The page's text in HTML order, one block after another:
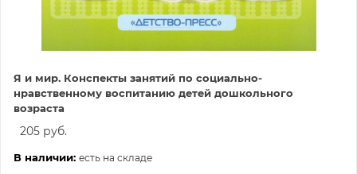
Я и мир. Конспекты занятий по социально-
нравственному воспитанию детей дошкольного
возраста
205 руб.
В наличии: есть на складе